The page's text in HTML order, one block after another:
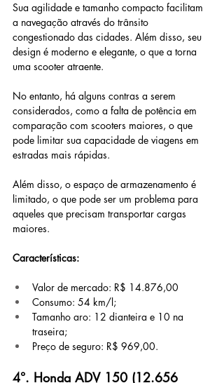
Sua agilidade e tamanho compacto facilitam
a navegação através do trânsito
congestionado das cidades. Além disso, seu
design é moderno e elegante, o que a torna
uma scooter atraente.
No entanto, há alguns contras a serem
considerados, como a falta de potência em
comparação com scooters maiores, o que
pode limitar sua capacidade de viagens em
estradas mais rápidas.
Além disso, o espaço de armazenamento é
limitado, o que pode ser um problema para
aqueles que precisam transportar cargas
maiores.
Características:
Valor de mercado: R$ 14.876,00
Consumo: 54 km/l;
Tamanho aro: 12 dianteira e 10 na
traseira;
Preço de seguro: R$ 969,00.
4°. Honda ADV 150 (12.656